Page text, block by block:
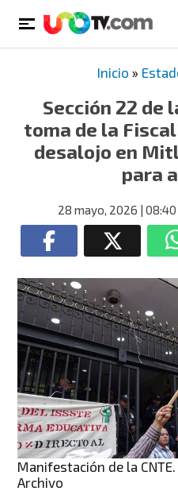
Inicio »
Sección 22 de
toma de la
desalojo en
para
28 mayo, 2026 | 08:40
Manifestación de la
Archivo